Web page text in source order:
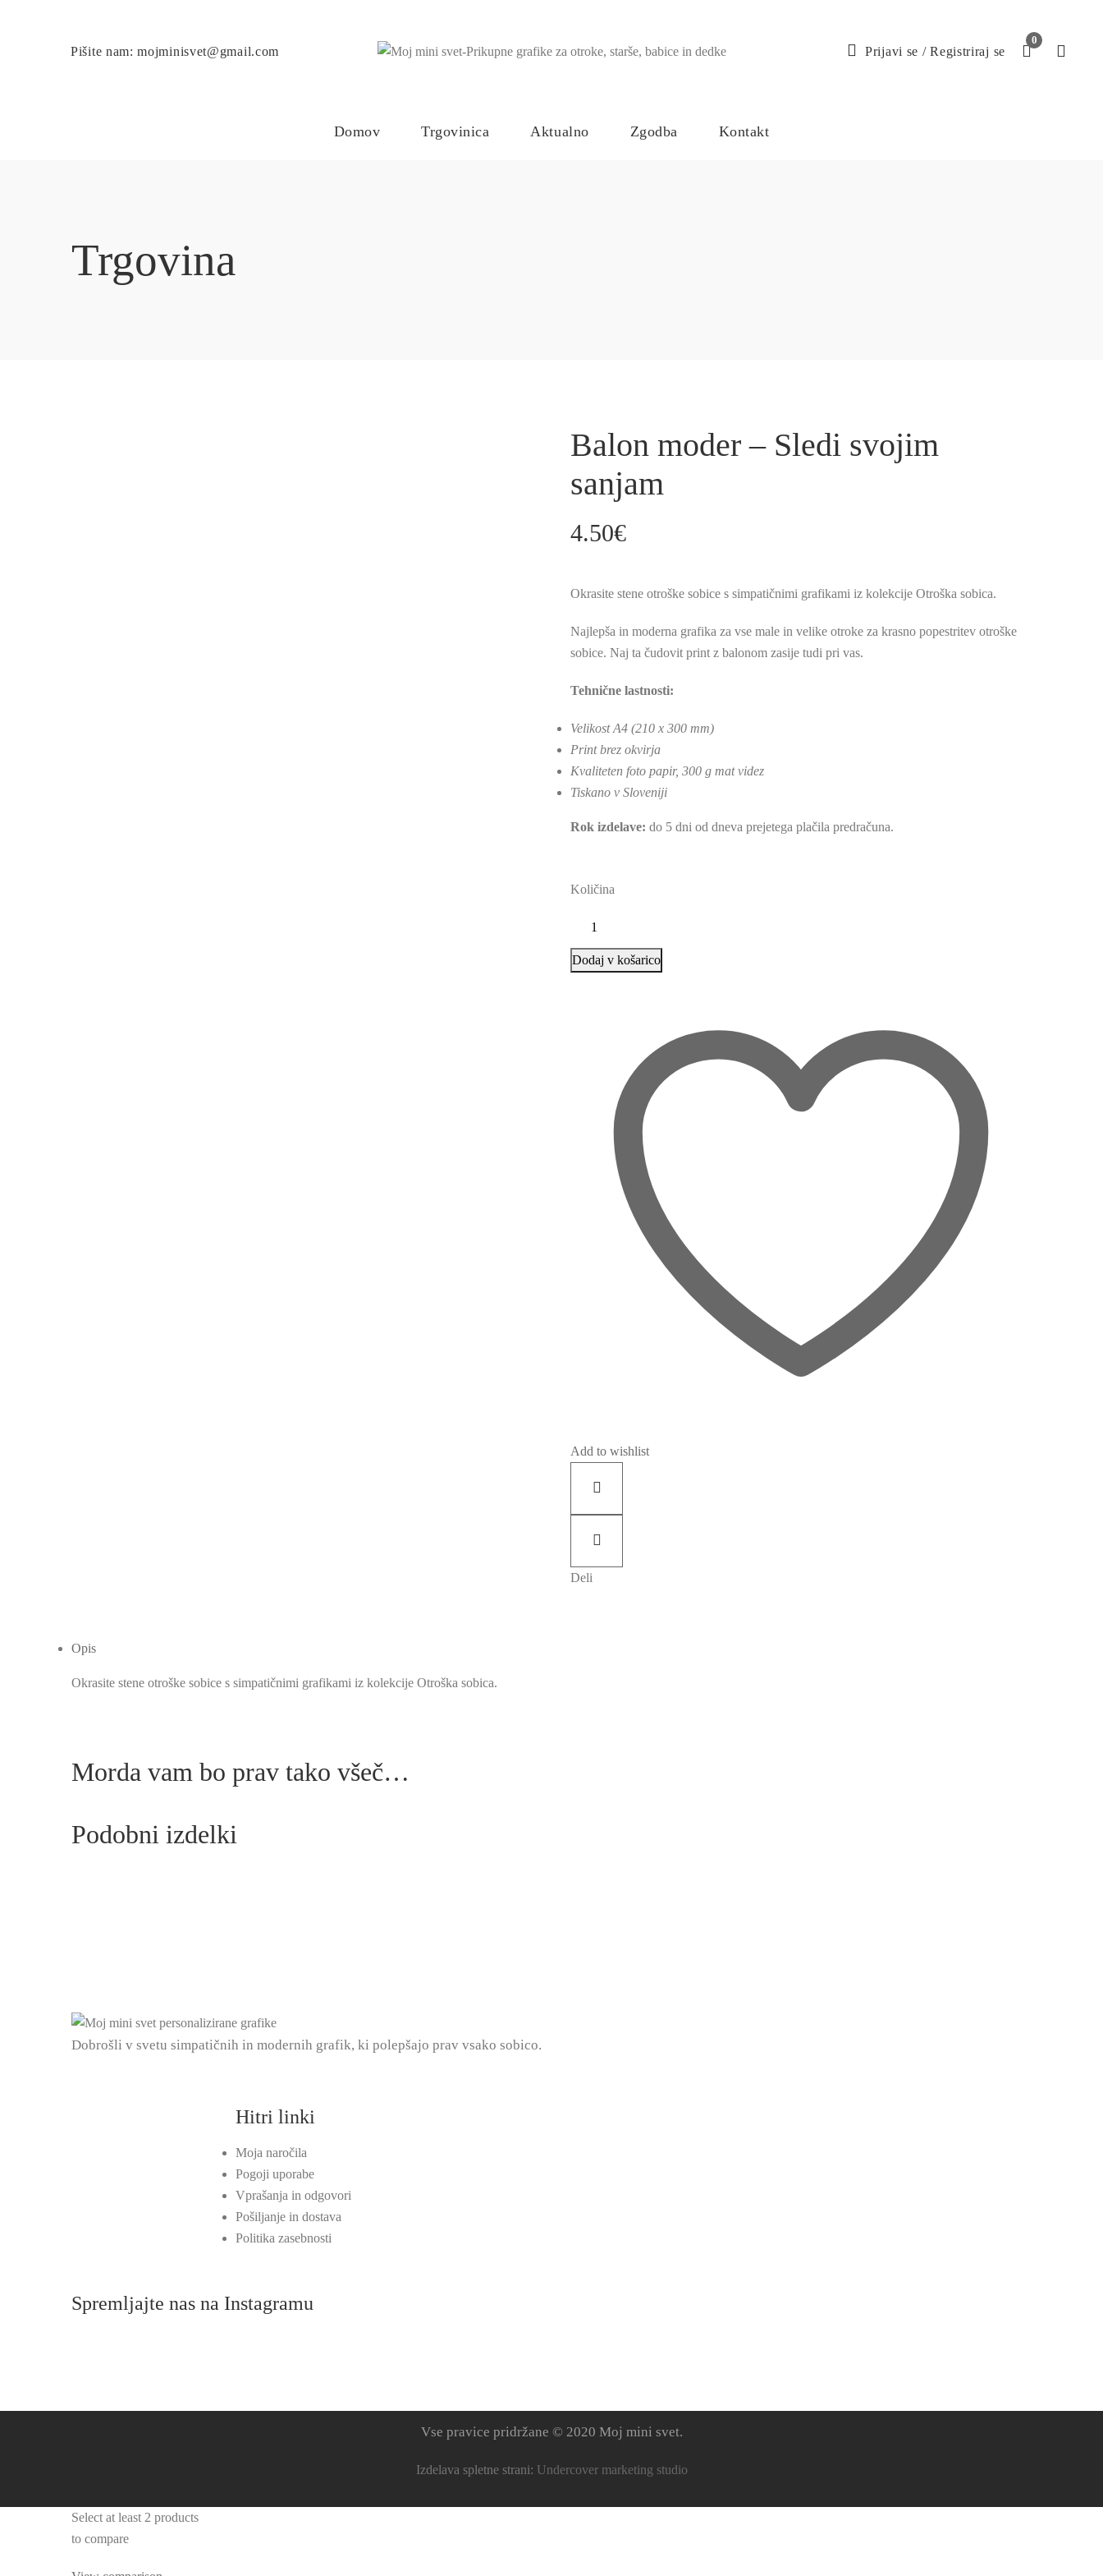
Pišite nam: mojminisvet@gmail.com Prijavi se /Registriraj se
0
Domov Trgovinica Aktualno Zgodba Kontakt
Trgovina
Balon moder – Sledi svojim
sanjam
4.50€
Okrasite stene otroške sobice s simpatičnimi grafikami iz kolekcije Otroška sobica.
Najlepša in moderna grafika za vse male in velike otroke za krasno popestritev otroške
sobice. Naj ta čudovit print z balonom zasije tudi pri vas.
Tehnične lastnosti:
Velikost A4 (210 x 300 mm)
Print brez okvirja
Kvaliteten foto papir, 300 g mat videz
Tiskano v Sloveniji
Rok izdelave: do 5 dni od dneva prejetega plačila predračuna.
Količina
Dodaj v košarico
Add to wishlist
Deli
Opis
Okrasite stene otroške sobice s simpatičnimi grafikami iz kolekcije Otroška sobica.
Morda vam bo prav tako všeč…
Podobni izdelki
Dobrošli v svetu simpatičnih in modernih grafik, ki polepšajo prav vsako sobico.
Hitri linki
Moja naročila
Pogoji uporabe
Vprašanja in odgovori
Pošiljanje in dostava
Politika zasebnosti
Spremljajte nas na Instagramu
Vse pravice pridržane © 2020 Moj mini svet.
Izdelava spletne strani: Undercover marketing studio
Select at least 2 products
to compare